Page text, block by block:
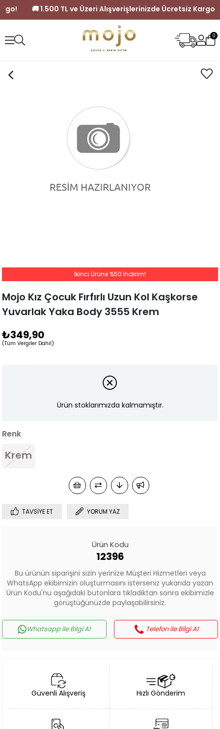
Kargo! 🚚 1.500 TL ve Üzeri Alışverişlerinizde Ücretsiz
0
Mojo Kız Çocuk Fırfırlı Uzun Kol Kaşkorse
Yuvarlak Yaka Body 3555 Krem
₺349,90
(Tüm Vergiler Dahil)
İkinci Ürüne %50 İndirim!
Ürün stoklarımızda kalmamıştır.
Renk
Krem
TAVSIYE ET YORUM YAZ
Ürün Kodu
12396
Bu ürünün siparişini sizin yerinize Müşteri Hizmetleri veya
WhatsApp ekibimizin oluşturmasını isterseniz yukarıda yazan
Ürün Kodu'nu aşağıdaki butonlara tıkladıktan sonra ekibimizle
görüştüğünüzde paylaşabilirsiniz.
Whatsapp ile Bilgi Al Telefon ile Bilgi Al
Güvenli Alışveriş Hızlı Gönderim